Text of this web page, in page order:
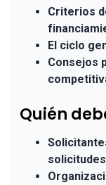
Criterios
El ciclo
Consejos
Quién